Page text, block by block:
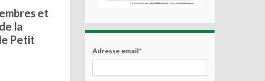
et
la
Petit
Adresse email*